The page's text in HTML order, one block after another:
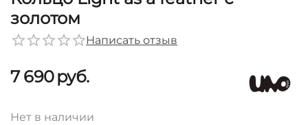
золотом
Написать отзыв
7 690руб.
Нет в наличии